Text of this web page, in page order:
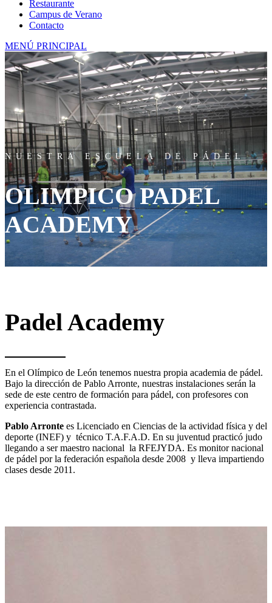
Restaurante
Campus de Verano
Contacto
MENÚ PRINCIPAL
NUESTRA ESCUELA DE PÁDEL
OLIMPICO PADEL
ACADEMY
Padel Academy
En el Olímpico de León tenemos nuestra propia academia de pádel.
Bajo la dirección de Pablo Arronte, nuestras instalaciones serán la
sede de este centro de formación para pádel, con profesores con
experiencia contrastada.
Pablo Arronte es Licenciado en Ciencias de la actividad física y del
deporte (INEF) y técnico T.A.F.A.D. En su juventud practicó judo
llegando a ser maestro nacional la RFEJYDA. Es monitor nacional
de pádel por la federación española desde 2008 y lleva impartiendo
clases desde 2011.